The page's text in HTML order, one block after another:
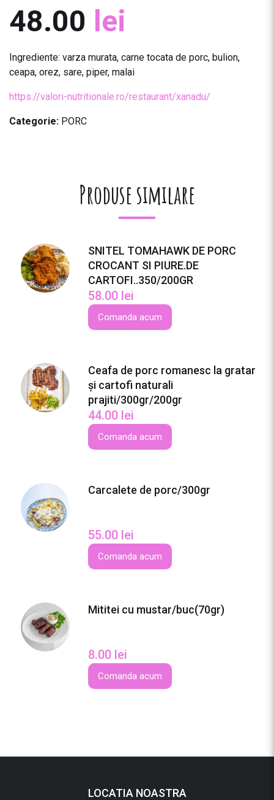
48.00 lei
Ingrediente: varza murata, carne tocata de porc, bulion,
ceapa, orez, sare, piper, malai
https://valori-nutritionale.ro/restaurant/xanadu/
Categorie: PORC
Produse similare
SNITEL TOMAHAWK DE PORC
CROCANT SI PIURE.DE
CARTOFI..350/200GR
58.00 lei
Comanda acum
Ceafa de porc romanesc la gratar
și cartofi naturali
prajiti/300gr/200gr
44.00 lei
Comanda acum
Carcalete de porc/300gr
55.00 lei
Comanda acum
Mititei cu mustar/buc(70gr)
8.00 lei
Comanda acum
LOCATIA NOASTRA